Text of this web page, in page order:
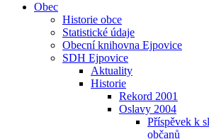
Obec
Historie obce
Statistické údaje
Obecní knihovna Ejpovice
SDH Ejpovice
Aktuality
Historie
Rekord 2001
Oslavy 2004
Příspěvek k
občanů